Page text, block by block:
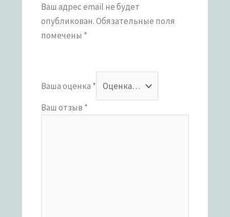
Ваш адрес email не будет
опубликован.Обязательные поля
помечены *
Ваша оценка *
Ваш отзыв *